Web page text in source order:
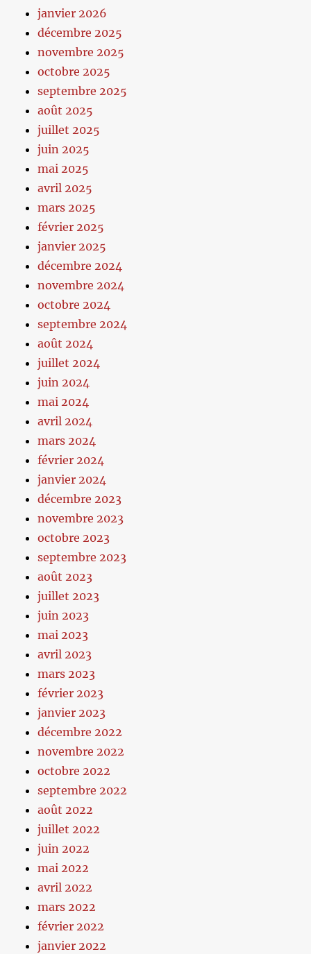
janvier 2026
décembre 2025
novembre 2025
octobre 2025
septembre 2025
août 2025
juillet 2025
juin 2025
mai 2025
avril 2025
mars 2025
février 2025
janvier 2025
décembre 2024
novembre 2024
octobre 2024
septembre 2024
août 2024
juillet 2024
juin 2024
mai 2024
avril 2024
mars 2024
février 2024
janvier 2024
décembre 2023
novembre 2023
octobre 2023
septembre 2023
août 2023
juillet 2023
juin 2023
mai 2023
avril 2023
mars 2023
février 2023
janvier 2023
décembre 2022
novembre 2022
octobre 2022
septembre 2022
août 2022
juillet 2022
juin 2022
mai 2022
avril 2022
mars 2022
février 2022
janvier 2022